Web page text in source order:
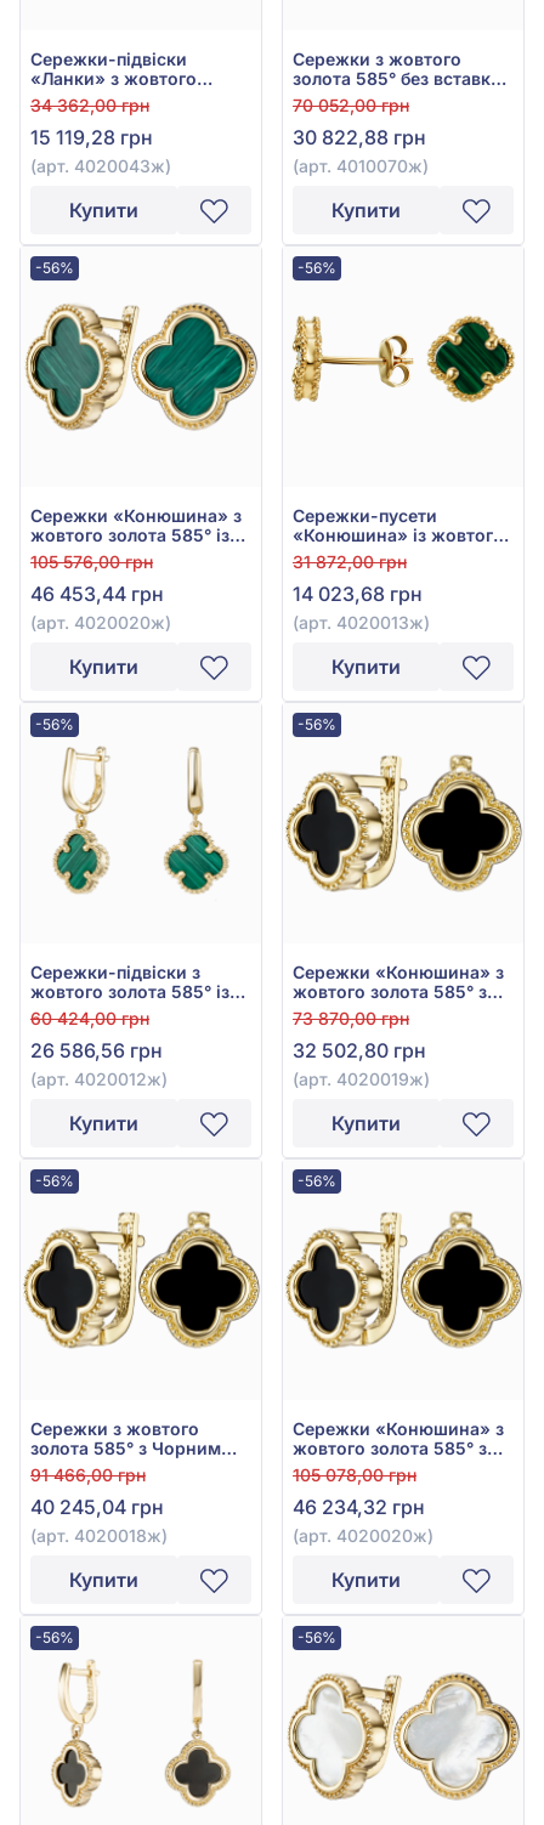
Сережки-підвіски
«Ланки» з жовтого
золота 585°, без вставки,
арт. 4020043ж
34 362,00 грн
15 119,28 грн
(арт. 4020043ж)
Купити
Сережки з жовтого
золота 585° без вставки,
арт. 4010070ж
70 052,00 грн
30 822,88 грн
(арт. 4010070ж)
Купити
-56%
Сережки «Конюшина» з
жовтого золота 585° із
Зеленим Малахітом, арт.
4020020ж
105 576,00 грн
46 453,44 грн
(арт. 4020020ж)
Купити
-56%
Сережки-пусети
«Конюшина» із жовтого
золота 585° із зеленим
малахітом, арт.
4020013ж
31 872,00 грн
14 023,68 грн
(арт. 4020013ж)
Купити
-56%
Сережки-підвіски з
жовтого золота 585° із
Зеленим Малахітом, арт.
4020012ж
60 424,00 грн
26 586,56 грн
(арт. 4020012ж)
Купити
-56%
Сережки «Конюшина» з
жовтого золота 585° з
Чорним Оніксом, арт.
4020019ж
73 870,00 грн
32 502,80 грн
(арт. 4020019ж)
Купити
-56%
Сережки з жовтого
золота 585° з Чорним
Оніксом, арт. 4020018ж
91 466,00 грн
40 245,04 грн
(арт. 4020018ж)
Купити
-56%
Сережки «Конюшина» з
жовтого золота 585° з
Чорним Оніксом, арт.
4020020ж
105 078,00 грн
46 234,32 грн
(арт. 4020020ж)
Купити
-56% -56%